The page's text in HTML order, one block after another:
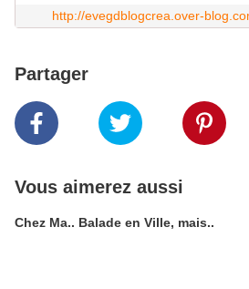
http://evegdblogcrea.over-
Partager
Vous aimerez aussi
Chez Ma.. Balade en Ville, mais..